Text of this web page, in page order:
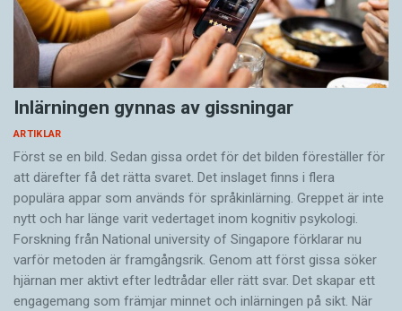
Inlärningen gynnas av gissningar
ARTIKLAR
Först se en bild. Sedan gissa ordet för det bilden föreställer för
att därefter få det rätta svaret. Det inslaget finns i flera
populära appar som används för språkinlärning. Greppet är inte
nytt och har länge varit vedertaget inom kognitiv psykologi.
Forskning från National university of Singa­pore förklarar nu
varför metoden är framgångsrik. Genom att först gissa ­söker
hjärnan mer aktivt ­efter ledtrådar eller rätt svar. Det skapar ett
engagemang som främjar minnet och inlärningen på sikt. När